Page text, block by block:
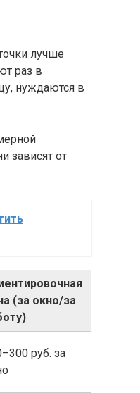
лучше
раз в
нуждаются в
зависят от
(за окно/за
руб. за